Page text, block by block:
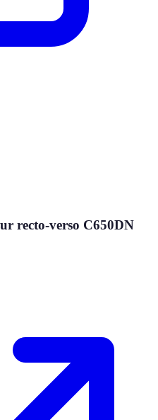
recto-verso C650DN